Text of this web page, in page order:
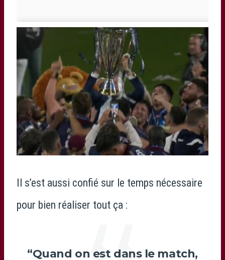
Il s’est aussi confié sur le temps nécessaire
pour bien réaliser tout ça :
“Quand on est dans le match,